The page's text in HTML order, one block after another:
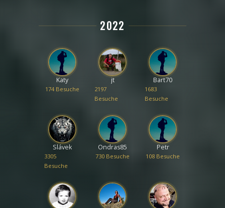
2022
Katy
174 Besuche
jt
2197
Besuche
Bart70
1683
Besuche
Slávek
3305
Besuche
Ondras85
730 Besuche
Petr
108 Besuche